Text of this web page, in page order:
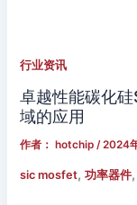
行业资讯
卓越性能碳化
域的应用
作者： hotchip/2024
sic mosfet,功率器件